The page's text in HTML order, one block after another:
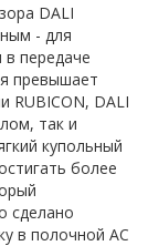
DALI
- для
передаче
превышает
RUBICON, DALI
так и
купольный
более
сделано
в полочной АС